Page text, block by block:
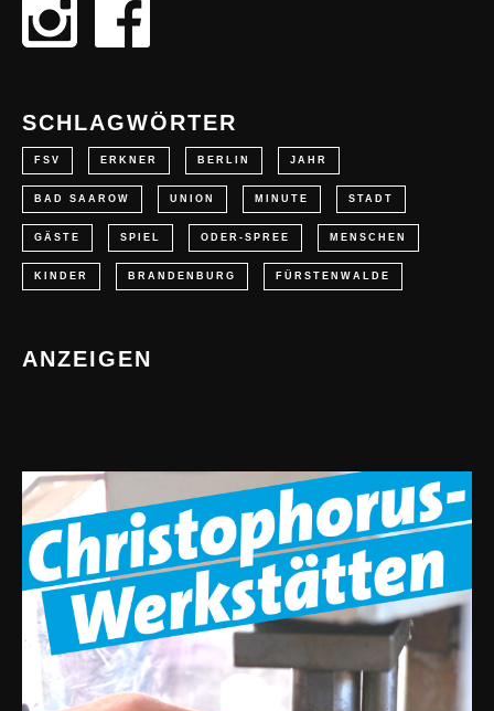
SCHLAGWÖRTER
FSV ERKNER BERLIN JAHR
BAD SAAROW UNION MINUTE STADT
GÄSTE SPIEL ODER-SPREE MENSCHEN
KINDER BRANDENBURG FÜRSTENWALDE
ANZEIGEN